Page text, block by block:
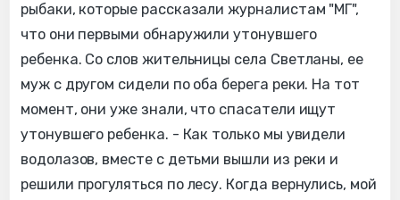
рыбаки, которые рассказали журналистам "МГ",
что они первыми обнаружили утонувшего
ребенка. Со слов жительницы села Светланы, ее
муж с другом сидели по оба берега реки. На тот
момент, они уже знали, что спасатели ищут
утонувшего ребенка. - Как только мы увидели
водолазов, вместе с детьми вышли из реки и
решили прогуляться по лесу. Когда вернулись, мой